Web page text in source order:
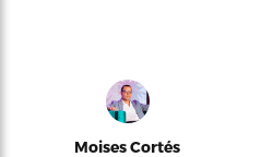
Moises Cortés